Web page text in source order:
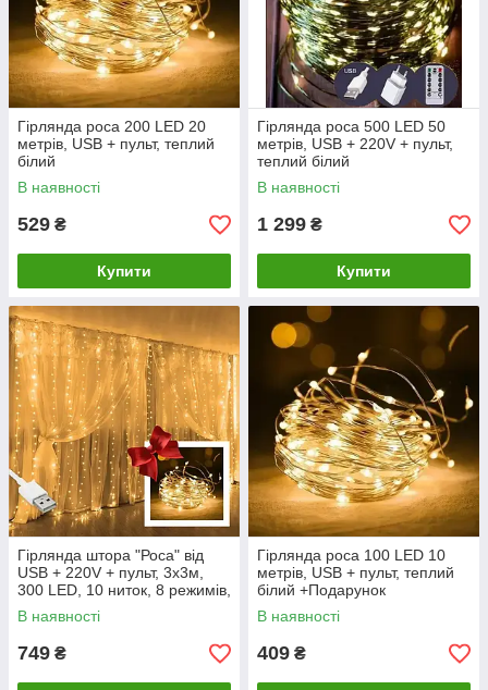
Гірлянда роса 200 LED 20
метрів, USB + пульт, теплий
білий
В наявності
529 ₴
Купити
Гірлянда роса 500 LED 50
метрів, USB + 220V + пульт,
теплий білий
В наявності
1 299 ₴
Купити
Гірлянда штора "Роса" від
USB + 220V + пульт, 3x3м,
300 LED, 10 ниток, 8 режимів,
IP44 +Подарунок
В наявності
749 ₴
Гірлянда роса 100 LED 10
метрів, USB + пульт, теплий
білий +Подарунок
В наявності
409 ₴